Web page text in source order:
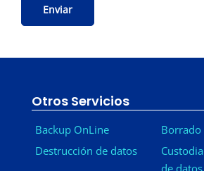
Otros Servicios
Backup OnLine
Destrucción de datos
Borrado
de